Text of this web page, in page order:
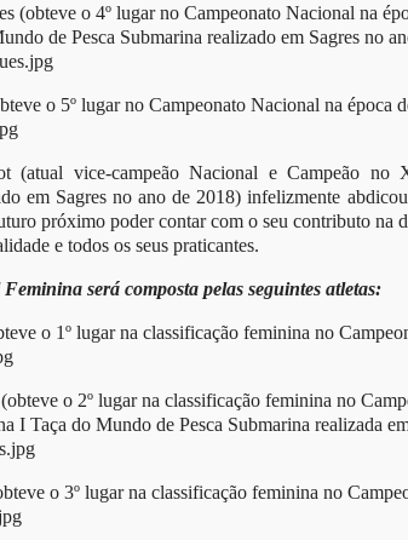
(obteve o 4º lugar no Campeonato Nacional na
de Pesca Submarina realizado em Sagres no
o 5º lugar no Campeonato Nacional na época
(atual vice-campeão Nacional e Campeão no
em Sagres no ano de 2018) infelizmente
próximo poder contar com o seu contributo na
e todos os seus praticantes.
será composta pelas seguintes atletas:
o 1º lugar na classificação feminina no
o 2º lugar na classificação feminina no
I Taça do Mundo de Pesca Submarina realizada
o 3º lugar na classificação feminina no